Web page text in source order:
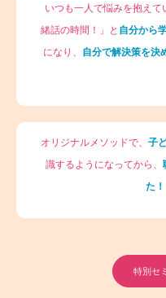
いつも一人で悩みを抱え
緒話の時間！」と 自分から
になり、
自分で解決策を決
オリジナルメソッドで、 子
識するようになってから、
た！
特別セ